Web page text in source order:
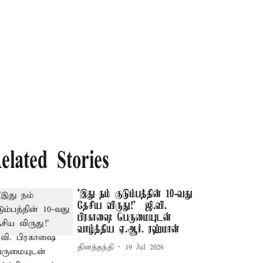
Stories
'இது நம் குடும்பத்தின் 10-வது
தேசிய விருது!' – ஜி.வி.
பிரகாஷை பெருமையுடன்
வாழ்த்திய ஏ.ஆர். ரஹ்மான்
தினத்தந்தி 19 Jul 2026